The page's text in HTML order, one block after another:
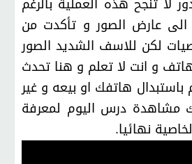
عارض الصور و تأكدت من
لكن للاسف الشديد الصور
و انت لا تعلم و هنا تحدث
باستبدال هاتفك او بيعه و غير
مشاهدة درس اليوم لمعرفة
نهائيا.